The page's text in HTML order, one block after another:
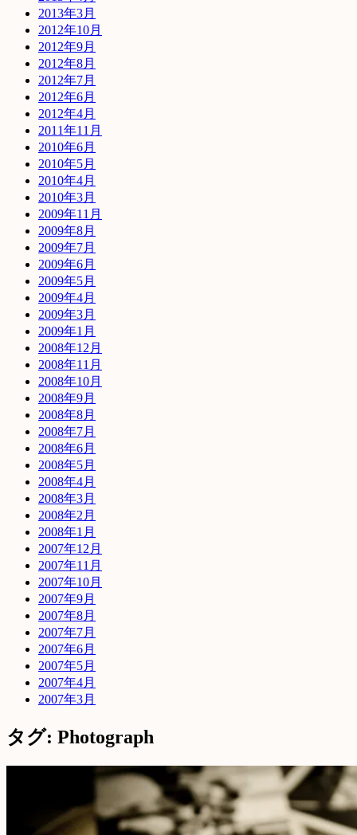
2013年3月
2012年10月
2012年9月
2012年8月
2012年7月
2012年6月
2012年4月
2011年11月
2010年6月
2010年5月
2010年4月
2010年3月
2009年11月
2009年8月
2009年7月
2009年6月
2009年5月
2009年4月
2009年3月
2009年1月
2008年12月
2008年11月
2008年10月
2008年9月
2008年8月
2008年7月
2008年6月
2008年5月
2008年4月
2008年3月
2008年2月
2008年1月
2007年12月
2007年11月
2007年10月
2007年9月
2007年8月
2007年7月
2007年6月
2007年5月
2007年4月
2007年3月
タグ: Photograph